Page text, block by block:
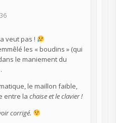
veut pas !
les « boudins » (qui
le maniement du
le maillon faible,
entre la chaiseet leclavier!
corrigé.